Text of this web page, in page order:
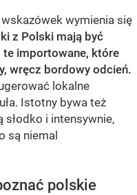
wymienia się
z Polski mają być
te importowane, które
wręcz bordowy odcień.
lokalne
Istotny bywa też
i intensywnie,
są niemal
polskie